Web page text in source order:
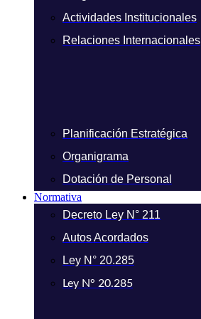
Actividades Institucionales
Relaciones Internacionales
Planificación Estratégica
Organigrama
Dotación de Personal
Normativa
Decreto Ley N° 211
Autos Acordados
Ley N° 20.285
Ley N° 20.285